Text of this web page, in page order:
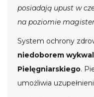
posiadają upust w
na poziomie
System ochrony
niedoborem
Pielęgniarskiego.
umożliwia